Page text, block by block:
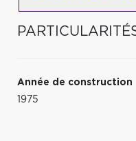
Année de construction
1975